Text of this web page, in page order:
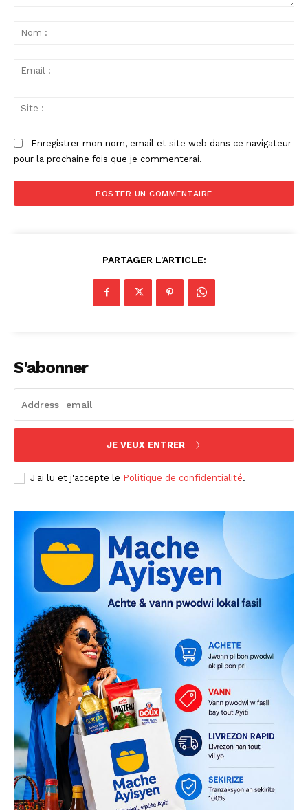
Enregistrer mon nom, email et site web dans ce navigateur
pour la prochaine fois que je commenterai.
PARTAGER L'ARTICLE:
S'abonner
JE VEUX ENTRER
J'ai lu et j'accepte le Politique de confidentialité.